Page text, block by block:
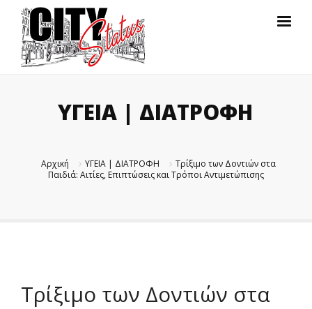
ΥΓΕΙΑ | ΔΙΑΤΡΟΦΗ
Αρχική ΥΓΕΙΑ | ΔΙΑΤΡΟΦΗ
Τρίξιμο των Δοντιών στα
Παιδιά: Αιτίες, Επιπτώσεις και Τρόποι Αντιμετώπισης
Τρίξιμο των Δοντιών στα